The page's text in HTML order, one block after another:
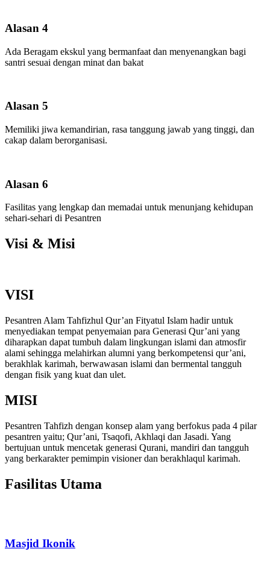
Alasan 4
Ada Beragam ekskul yang bermanfaat dan menyenangkan bagi
santri sesuai dengan minat dan bakat
Alasan 5
Memiliki jiwa kemandirian, rasa tanggung jawab yang tinggi, dan
cakap dalam berorganisasi.
Alasan 6
Fasilitas yang lengkap dan memadai untuk menunjang kehidupan
sehari-sehari di Pesantren
Visi & Misi
VISI
Pesantren Alam Tahfizhul Qur’an Fityatul Islam hadir untuk
menyediakan tempat penyemaian para Generasi Qur’ani yang
diharapkan dapat tumbuh dalam lingkungan islami dan atmosfir
alami sehingga melahirkan alumni yang berkompetensi qur’ani,
berakhlak karimah, berwawasan islami dan bermental tangguh
dengan fisik yang kuat dan ulet.
MISI
Pesantren Tahfizh dengan konsep alam yang berfokus pada 4 pilar
pesantren yaitu; Qur’ani, Tsaqofi, Akhlaqi dan Jasadi. Yang
bertujuan untuk mencetak generasi Qurani, mandiri dan tangguh
yang berkarakter pemimpin visioner dan berakhlaqul karimah.
Fasilitas Utama
Masjid Ikonik